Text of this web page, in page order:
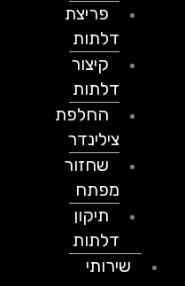
פריצת
דלתות
קיצור
דלתות
החלפת
צילינדר
שחזור
מפתח
תיקון
דלתות
שירותי